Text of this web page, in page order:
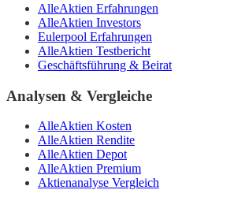
AlleAktien Erfahrungen
AlleAktien Investors
Eulerpool Erfahrungen
AlleAktien Testbericht
Geschäftsführung & Beirat
Analysen & Vergleiche
AlleAktien Kosten
AlleAktien Rendite
AlleAktien Depot
AlleAktien Premium
Aktienanalyse Vergleich